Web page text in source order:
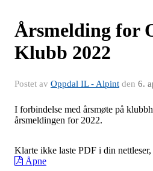
Årsmelding for
Klubb 2022
Postet av Oppdal IL - Alpint den 6.
I forbindelse med årsmøte på
årsmeldingen for 2022.
Klarte ikke laste PDF i din
Åpne